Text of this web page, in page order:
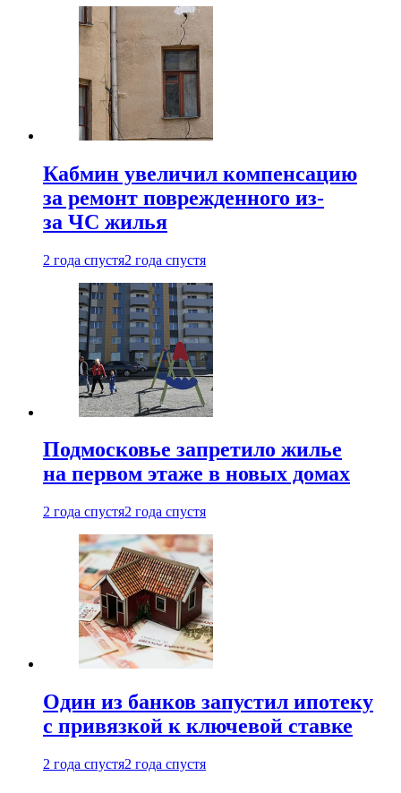
Кабмин увеличил компенсацию
за ремонт поврежденного из-
за ЧС жилья
2 года спустя2 года спустя
Подмосковье запретило жилье
на первом этаже в новых домах
2 года спустя2 года спустя
Один из банков запустил ипотеку
с привязкой к ключевой ставке
2 года спустя2 года спустя